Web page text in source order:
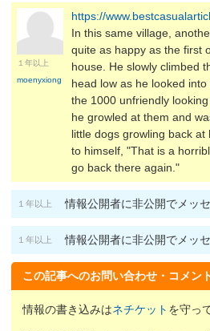
１年以上
moenyxiong
https://
In this same village,
quite as happy as the first
house. He slowly climbed
head low as he looked
the 1000 unfriendly
he growled at them and
little dogs growling back
to himself, "That is a
go back there again."
１年以上 情報公開者に非公開でメッ
１年以上 情報公開者に非公開でメッ
この記事へのお問い合わせ・コメン
情報の書き込みはネチケット を守っ